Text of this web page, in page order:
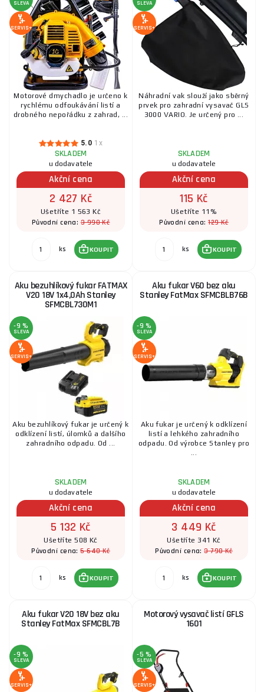
SLEVA
SERVIS+
Motorové dmychadlo je určeno k
rychlému odfoukávání listí a
drobného nepořádku z zahrad, ...
5.0 1x
SKLADEM
u dodavatele
Akční cena
2 427 Kč
Ušetříte 1 563 Kč
Původní cena:3 990 Kč
ks KOUPIT
SLEVA
SERVIS+
Náhradní vak slouží jako sběrný
prvek pro zahradní vysavač GLS
3000 VARIO. Je určený pro ...
SKLADEM
u dodavatele
Akční cena
115 Kč
Ušetříte 11%
Původní cena:129 Kč
ks KOUPIT
Aku bezuhlíkový fukar FATMAX
V20 18V 1x4,0Ah Stanley
SFMCBL730M1
-9 %
SLEVA
SERVIS+
Aku bezuhlíkový fukar je určený k
odklízení listí, úlomků a dalšího
zahradního odpadu. Od ...
SKLADEM
u dodavatele
Akční cena
5 132 Kč
Ušetříte 508 Kč
Původní cena:5 640 Kč
ks KOUPIT
Aku fukar V60 bez aku
Stanley FatMax SFMCBLB76B
-9 %
SLEVA
SERVIS+
Aku fukar je určený k odklízení
listí a lehkého zahradního
odpadu. Od výrobce Stanley pro
...
SKLADEM
u dodavatele
Akční cena
3 449 Kč
Ušetříte 341 Kč
Původní cena:3 790 Kč
ks KOUPIT
Aku fukar V20 18V bez aku
Stanley FatMax SFMCBL7B
-9 %
SLEVA
SERVIS+
Motorový vysavač listí GFLS
1601
-5 %
SLEVA
SERVIS+